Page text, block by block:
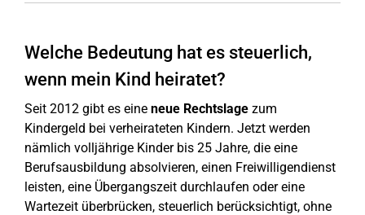
Welche Bedeutung hat es steuerlich,
wenn mein Kind heiratet?
Seit 2012 gibt es eine neue Rechtslage zum
Kindergeld bei verheirateten Kindern. Jetzt werden
nämlich volljährige Kinder bis 25 Jahre, die eine
Berufsausbildung absolvieren, einen Freiwilligendienst
leisten, eine Übergangszeit durchlaufen oder eine
Wartezeit überbrücken, steuerlich berücksichtigt, ohne